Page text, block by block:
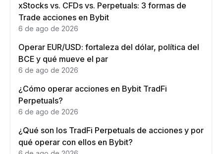
xStocks vs. CFDs vs. Perpetuals: 3 formas de
Trade acciones en Bybit
6 de ago de 2026
Operar EUR/USD: fortaleza del dólar, política del
BCE y qué mueve el par
6 de ago de 2026
¿Cómo operar acciones en Bybit TradFi
Perpetuals?
6 de ago de 2026
¿Qué son los TradFi Perpetuals de acciones y por
qué operar con ellos en Bybit?